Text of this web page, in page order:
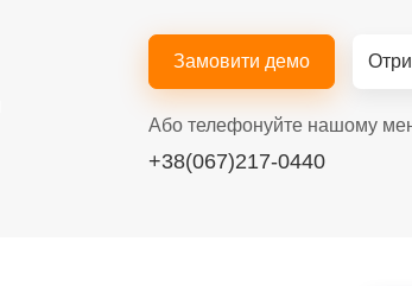
Замовити демо
Або телефонуйте нашому
+38(067)217-0440